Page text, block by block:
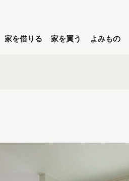
家を借りる 家を買う よみもの